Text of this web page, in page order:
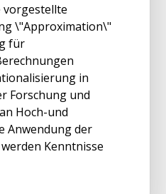
vorgestellte
\"Approximation\"
für
in
Forschung und
Hoch-und
Anwendung der
Kenntnisse